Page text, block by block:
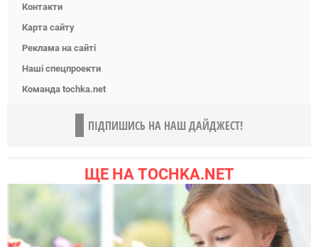
Контакти
Карта сайту
Реклама на сайті
Наші спецпроекти
Команда tochka.net
ПІДПИШИСЬ НА НАШ ДАЙДЖЕСТ!
ЩЕ НА TOCHKA.NET